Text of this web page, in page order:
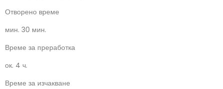
Отворено време
мин. 30 мин.
Време за преработка
ок. 4 ч.
Време за изчакване